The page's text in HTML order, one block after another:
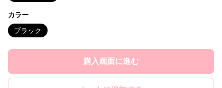
カラー
ブラック
購入画面に進む